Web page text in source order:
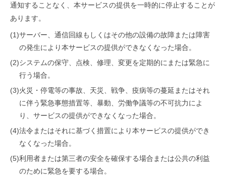
通知することなく、本サービスの提供を一時的に停止することが
あります。
(1)サーバー、通信回線もしくはその他の設備の故障または障害
の発生により本サービスの提供ができなくなった場合。
(2)システムの保守、点検、修理、変更を定期的にまたは緊急に
行う場合。
(3)火災・停電等の事故、天災、戦争、疫病等の蔓延またはそれ
に伴う緊急事態措置等、暴動、労働争議等の不可抗力によ
り、サービスの提供ができなくなった場合。
(4)法令またはそれに基づく措置により本サービスの提供ができ
なくなった場合。
(5)利用者または第三者の安全を確保する場合または公共の利益
のために緊急を要する場合。